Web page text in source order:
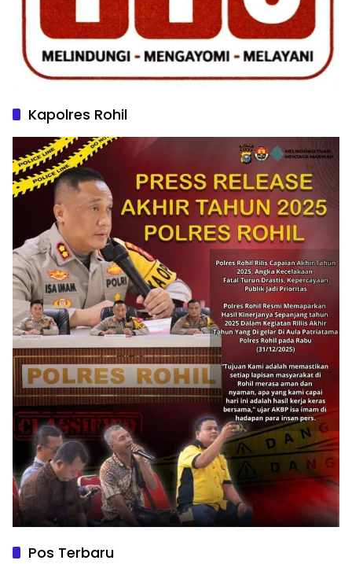
Kapolres Rohil
Pos Terbaru